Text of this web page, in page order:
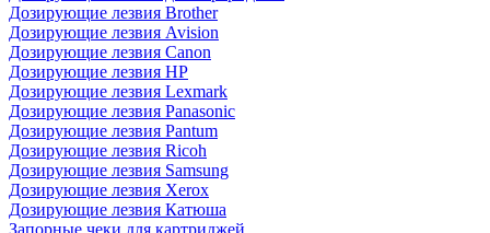
Дозирующие лезвия Brother
Дозирующие лезвия Avision
Дозирующие лезвия Canon
Дозирующие лезвия HP
Дозирующие лезвия Lexmark
Дозирующие лезвия Panasonic
Дозирующие лезвия Pantum
Дозирующие лезвия Ricoh
Дозирующие лезвия Samsung
Дозирующие лезвия Xerox
Дозирующие лезвия Катюша
Запорные чеки для картриджей